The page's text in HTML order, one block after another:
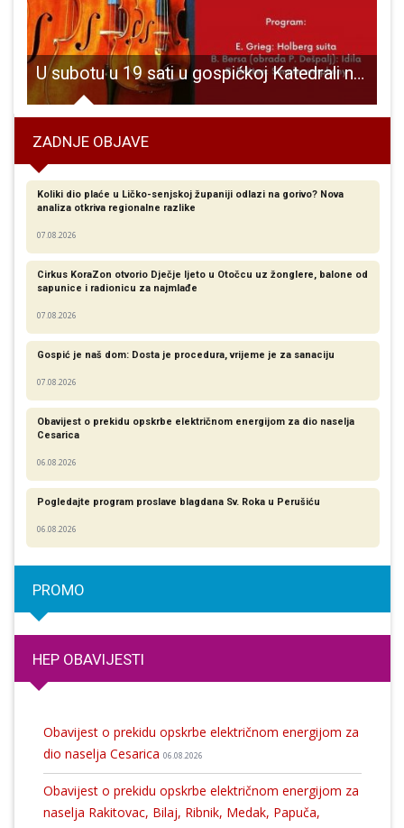
U subotu u 19 sati u gospićkoj Katedrali nastupa Karlovački komorni orkestar
ZADNJE OBJAVE
Koliki dio plaće u Ličko-senjskoj županiji odlazi na gorivo? Nova
analiza otkriva regionalne razlike​
07.08.2026
Cirkus KoraZon otvorio Dječje ljeto u Otočcu uz žonglere, balone od
sapunice i radionicu za najmlađe
07.08.2026
Gospić je naš dom: Dosta je procedura, vrijeme je za sanaciju
07.08.2026
Obavijest o prekidu opskrbe električnom energijom za dio naselja
Cesarica
06.08.2026
Pogledajte program proslave blagdana Sv. Roka u Perušiću
06.08.2026
PROMO
HEP OBAVIJESTI
Obavijest o prekidu opskrbe električnom energijom za
dio naselja Cesarica 06.08.2026
Obavijest o prekidu opskrbe električnom energijom za
naselja Rakitovac, Bilaj, Ribnik, Medak, Papuča,